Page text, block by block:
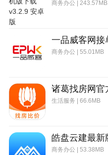
商务办公 | 243.57MB
商务办公 | 55.01MB
生活服务 | 66.6MB
商务办公 | 53.38MB